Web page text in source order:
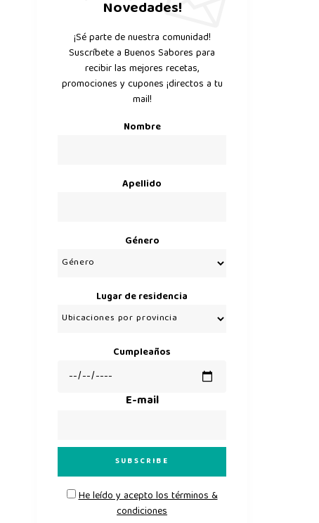
Novedades!
¡Sé parte de nuestra comunidad!
Suscríbete a Buenos Sabores para
recibir las mejores recetas,
promociones y cupones ¡directos a tu
mail!
Nombre
Apellido
Género
Lugar de residencia
Cumpleaños
E-mail
He leído y acepto los términos &
condiciones